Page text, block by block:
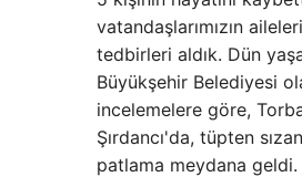
vatandaşlarımızın
tedbirleri aldık. Dün
Büyükşehir Belediyesi
incelemelere göre,
Şırdancı'da, tüpten
patlama meydana